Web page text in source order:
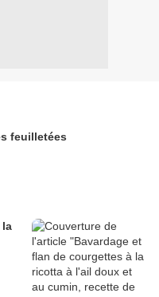
feuilletées
la